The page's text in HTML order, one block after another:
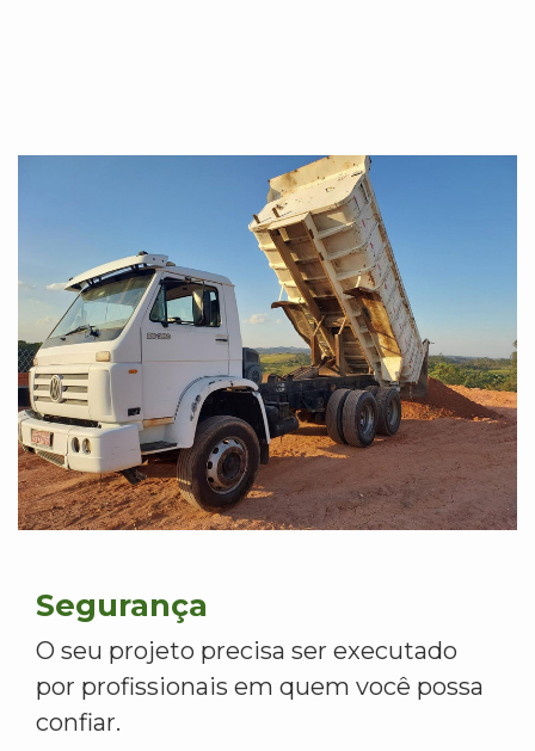
Segurança
O seu projeto precisa ser executado
por profissionais em quem você possa
confiar.